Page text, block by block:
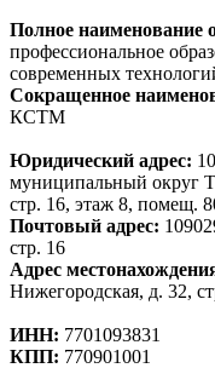
Полное наименование
профессиональное
современных
Сокращенное
КСТМ
Юридический адрес:
муниципальный округ
стр. 16, этаж 8, помещ.
Почтовый адрес:
стр. 16
Адрес
Нижегородская, д. 32,
ИНН: 7701093831
КПП: 770901001